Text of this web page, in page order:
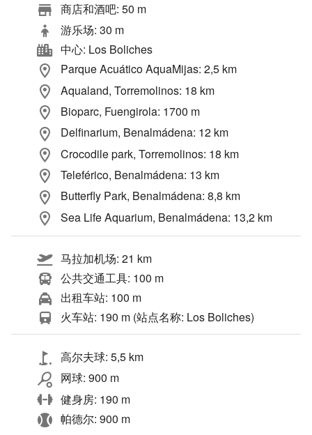
商店和酒吧: 50 m
游乐场: 30 m
中心: Los Boliches
Parque Acuático AquaMijas: 2,5 km
Aqualand, Torremolinos: 18 km
Bioparc, Fuengirola: 1700 m
Delfinarium, Benalmádena: 12 km
Crocodile park, Torremolinos: 18 km
Teleférico, Benalmádena: 13 km
Butterfly Park, Benalmádena: 8,8 km
Sea Life Aquarium, Benalmádena: 13,2 km
马拉加机场: 21 km
公共交通工具: 100 m
出租车站: 100 m
火车站: 190 m (站点名称: Los Boliches)
高尔夫球: 5,5 km
网球: 900 m
健身房: 190 m
帕德尔: 900 m